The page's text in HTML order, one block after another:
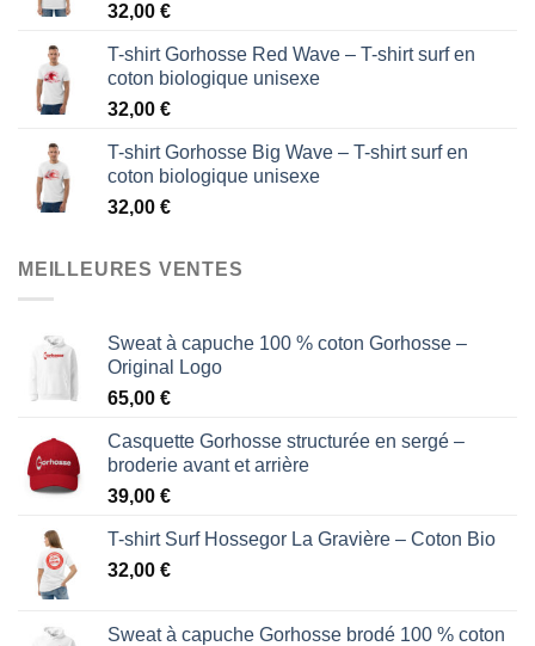
32,00 €
T-shirt Gorhosse Red Wave – T-shirt surf en
coton biologique unisexe
32,00 €
T-shirt Gorhosse Big Wave – T-shirt surf en
coton biologique unisexe
32,00 €
MEILLEURES VENTES
Sweat à capuche 100 % coton Gorhosse –
Original Logo
65,00 €
Casquette Gorhosse structurée en sergé –
broderie avant et arrière
39,00 €
T-shirt Surf Hossegor La Gravière – Coton Bio
32,00 €
Sweat à capuche Gorhosse brodé 100 % coton